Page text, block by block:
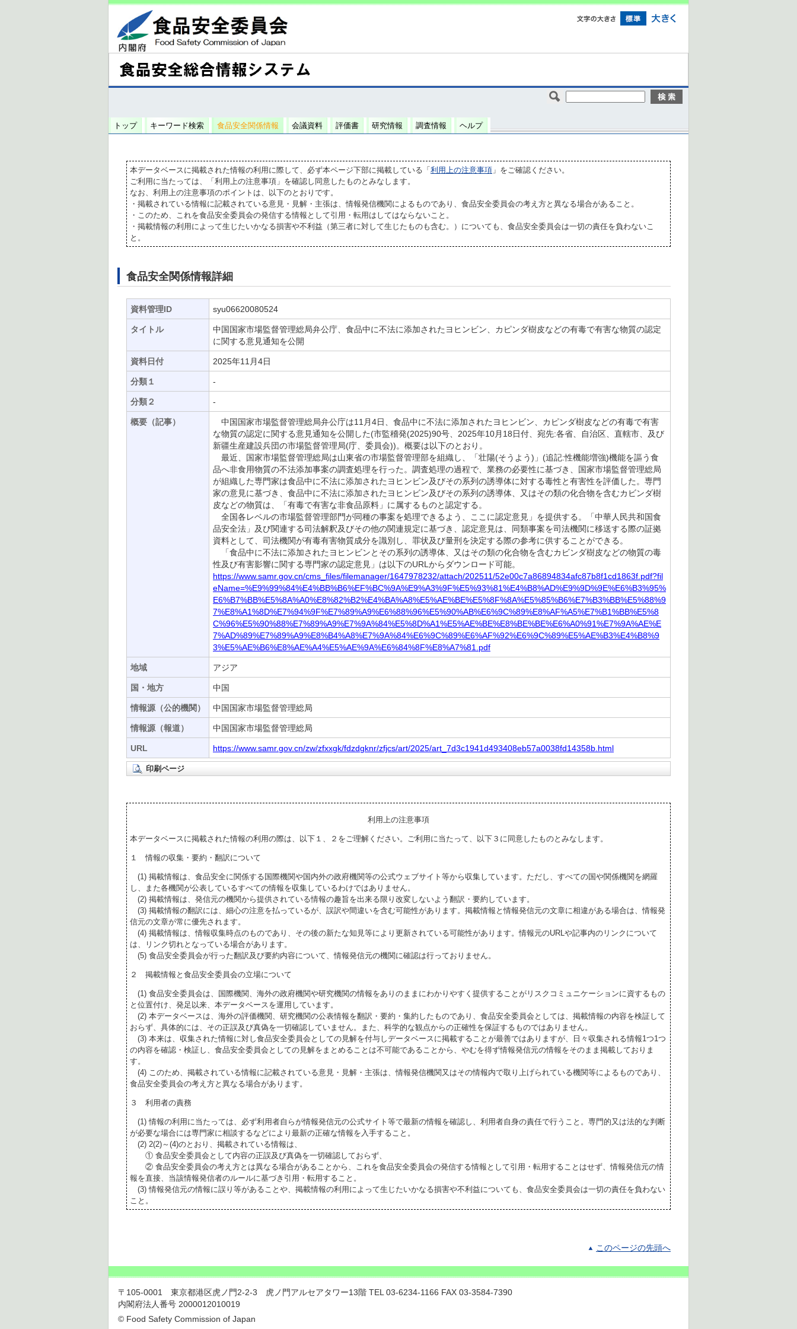
トップ キーワード検索 食品安全関係情報 会議資料 評価書 研究情報 調査情報 ヘルプ
本データベースに掲載された情報の利用に際して、必ず本ページ下部に掲載している「 利用上の注意事項 」をご確認ください。
ご利用に当たっては、「利用上の注意事項」を確認し同意したものとみなします。
なお、利用上の注意事項のポイントは、以下のとおりです。
・掲載されている情報に記載されている意見・見解・主張は、情報発信機関によるものであり、食品安全委員会の考え方と異なる場合があること。
・このため、これを食品安全委員会の発信する情報として引用・転用はしてはならないこと。
・掲載情報の利用によって生じたいかなる損害や不利益（第三者に対して生じたものも含む。）についても、食品安全委員会は一切の責任を負わないこ
と。
食品安全関係情報詳細
資料管理ID syu06620080524
タイトル
中国国家市場監督管理総局弁公庁、食品中に不法に添加されたヨヒンビン、カピンダ樹皮などの有毒で有害な物質の認定
に関する意見通知を公開
資料日付 2025年11月4日
分類１ -
分類２ -
概要（記事）
中国国家市場監督管理総局弁公庁は11月4日、食品中に不法に添加されたヨヒンビン、カピンダ樹皮などの有毒で有害
な物質の認定に関する意見通知を公開した(市監稽発(2025)90号、2025年10月18日付、宛先:各省、自治区、直轄市、及び
新疆生産建設兵団の市場監督管理局(庁、委員会))。概要は以下のとおり。
最近、国家市場監督管理総局は山東省の市場監督管理部を組織し、「壮陽(そうよう)」(追記:性機能増強)機能を謳う食
品へ非食用物質の不法添加事案の調査処理を行った。調査処理の過程で、業務の必要性に基づき、国家市場監督管理総局
が組織した専門家は食品中に不法に添加されたヨヒンビン及びその系列の誘導体に対する毒性と有害性を評価した。専門
家の意見に基づき、食品中に不法に添加されたヨヒンビン及びその系列の誘導体、又はその類の化合物を含むカビンダ樹
皮などの物質は、「有毒で有害な非食品原料」に属するものと認定する。
全国各レベルの市場監督管理部門が同種の事案を処理できるよう、ここに認定意見」を提供する。「中華人民共和国食
品安全法」及び関連する司法解釈及びその他の関連規定に基づき、認定意見は、同類事案を司法機関に移送する際の証拠
資料として、司法機関が有毒有害物質成分を識別し、罪状及び量刑を決定する際の参考に供することができる。
「食品中に不法に添加されたヨヒンビンとその系列の誘導体、又はその類の化合物を含むカビンダ樹皮などの物質の毒
性及び有害影響に関する専門家の認定意見」は以下のURLからダウンロード可能。
https://www.samr.gov.cn/cms_files/filemanager/1647978232/attach/202511/52e00c7a86894834afc87b8f1cd1863f.pdf?fil
eName=%E9%99%84%E4%BB%B6%EF%BC%9A%E9%A3%9F%E5%93%81%E4%B8%AD%E9%9D%9E%E6%B3%95%
E6%B7%BB%E5%8A%A0%E8%82%B2%E4%BA%A8%E5%AE%BE%E5%8F%8A%E5%85%B6%E7%B3%BB%E5%88%9
7%E8%A1%8D%E7%94%9F%E7%89%A9%E6%88%96%E5%90%AB%E6%9C%89%E8%AF%A5%E7%B1%BB%E5%8
C%96%E5%90%88%E7%89%A9%E7%9A%84%E5%8D%A1%E5%AE%BE%E8%BE%BE%E6%A0%91%E7%9A%AE%E
7%AD%89%E7%89%A9%E8%B4%A8%E7%9A%84%E6%9C%89%E6%AF%92%E6%9C%89%E5%AE%B3%E4%B8%9
3%E5%AE%B6%E8%AE%A4%E5%AE%9A%E6%84%8F%E8%A7%81.pdf
地域 アジア
国・地方 中国
情報源（公的機関） 中国国家市場監督管理総局
情報源（報道） 中国国家市場監督管理総局
URL https://www.samr.gov.cn/zw/zfxxgk/fdzdgknr/zfjcs/art/2025/art_7d3c1941d493408eb57a0038fd14358b.html
印刷ページ
利用上の注意事項
本データベースに掲載された情報の利用の際は、以下１、２をご理解ください。ご利用に当たって、以下３に同意したものとみなします。
１ 情報の収集・要約・翻訳について
(1) 掲載情報は、食品安全に関係する国際機関や国内外の政府機関等の公式ウェブサイト等から収集しています。ただし、すべての国や関係機関を網羅
し、また各機関が公表しているすべての情報を収集しているわけではありません。
(2) 掲載情報は、発信元の機関から提供されている情報の趣旨を出来る限り改変しないよう翻訳・要約しています。
(3) 掲載情報の翻訳には、細心の注意を払っているが、誤訳や間違いを含む可能性があります。掲載情報と情報発信元の文章に相違がある場合は、情報発
信元の文章が常に優先されます。
(4) 掲載情報は、情報収集時点のものであり、その後の新たな知見等により更新されている可能性があります。情報元のURLや記事内のリンクについて
は、リンク切れとなっている場合があります。
(5) 食品安全委員会が行った翻訳及び要約内容について、情報発信元の機関に確認は行っておりません。
２ 掲載情報と食品安全委員会の立場について
(1) 食品安全委員会は、国際機関、海外の政府機関や研究機関の情報をありのままにわかりやすく提供することがリスクコミュニケーションに資するもの
と位置付け、発足以来、本データベースを運用しています。
(2) 本データベースは、海外の評価機関、研究機関の公表情報を翻訳・要約・集約したものであり、食品安全委員会としては、掲載情報の内容を検証して
おらず、具体的には、その正誤及び真偽を一切確認していません。また、科学的な観点からの正確性を保証するものではありません。
(3) 本来は、収集された情報に対し食品安全委員会としての見解を付与しデータベースに掲載することが最善ではありますが、日々収集される情報1つ1つ
の内容を確認・検証し、食品安全委員会としての見解をまとめることは不可能であることから、やむを得ず情報発信元の情報をそのまま掲載しておりま
す。
(4) このため、掲載されている情報に記載されている意見・見解・主張は、情報発信機関又はその情報内で取り上げられている機関等によるものであり、
食品安全委員会の考え方と異なる場合があります。
３ 利用者の責務
(1) 情報の利用に当たっては、必ず利用者自らが情報発信元の公式サイト等で最新の情報を確認し、利用者自身の責任で行うこと。専門的又は法的な判断
が必要な場合には専門家に相談するなどにより最新の正確な情報を入手すること。
(2) 2(2)～(4)のとおり、掲載されている情報は、
① 食品安全委員会として内容の正誤及び真偽を一切確認しておらず、
② 食品安全委員会の考え方とは異なる場合があることから、これを食品安全委員会の発信する情報として引用・転用することはせず、情報発信元の情
報を直接、当該情報発信者のルールに基づき引用・転用すること。
(3) 情報発信元の情報に誤り等があることや、掲載情報の利用によって生じたいかなる損害や不利益についても、食品安全委員会は一切の責任を負わない
こと。
このページの先頭へ
〒105-0001 東京都港区虎ノ門2-2-3 虎ノ門アルセアタワー13階 TEL 03-6234-1166 FAX 03-3584-7390
内閣府法人番号 2000012010019
© Food Safety Commission of Japan